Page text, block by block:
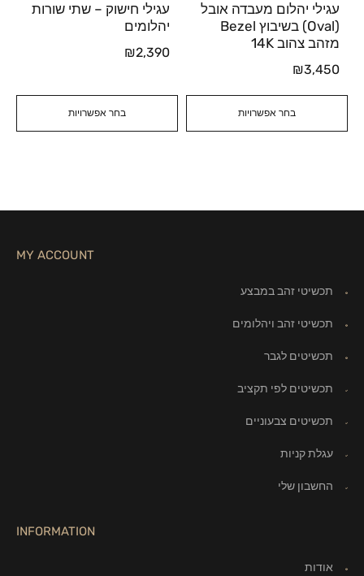
בחר אפשרויות
עגילי יהלום מעבדה אובל
(Oval) בשיבוץ Bezel
מזהב צהוב 14K
₪3,450
בחר אפשרויות
עגילי חישוק – שתי שורות
יהלומים
₪2,390
MY ACCOUNT
תכשיטי זהב במבצע
תכשיטי זהב ויהלומים
תכשיטים לגבר
תכשיטים לפי תקציב
תכשיטים צבעוניים
עגלת קניות
החשבון שלי
INFORMATION
אודות